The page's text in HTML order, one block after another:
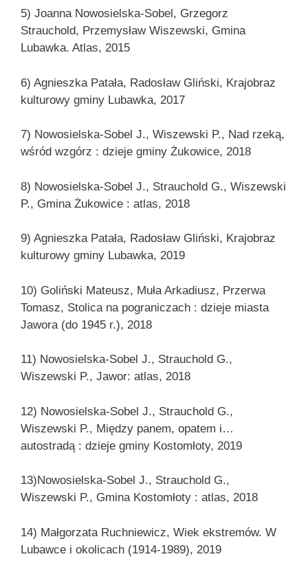
5) Joanna Nowosielska-Sobel, Grzegorz
Strauchold, Przemysław Wiszewski, Gmina
Lubawka. Atlas, 2015
6) Agnieszka Patała, Radosław Gliński, Krajobraz
kulturowy gminy Lubawka, 2017
7) Nowosielska-Sobel J., Wiszewski P., Nad rzeką,
wśród wzgórz : dzieje gminy Żukowice, 2018
8) Nowosielska-Sobel J., Strauchold G., Wiszewski
P., Gmina Żukowice : atlas, 2018
9) Agnieszka Patała, Radosław Gliński, Krajobraz
kulturowy gminy Lubawka, 2019
10) Goliński Mateusz, Muła Arkadiusz, Przerwa
Tomasz, Stolica na pograniczach : dzieje miasta
Jawora (do 1945 r.), 2018
11) Nowosielska-Sobel J., Strauchold G.,
Wiszewski P., Jawor: atlas, 2018
12) Nowosielska-Sobel J., Strauchold G.,
Wiszewski P., Między panem, opatem i…
autostradą : dzieje gminy Kostomłoty, 2019
13)Nowosielska-Sobel J., Strauchold G.,
Wiszewski P., Gmina Kostomłoty : atlas, 2018
14) Małgorzata Ruchniewicz, Wiek ekstremów. W
Lubawce i okolicach (1914-1989), 2019